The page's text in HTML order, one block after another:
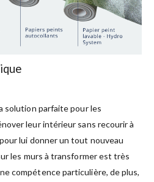
solution parfaite pour les
leur intérieur sans recourir à
lui donner un tout nouveau
les murs à transformer est très
compétence particulière, de plus,